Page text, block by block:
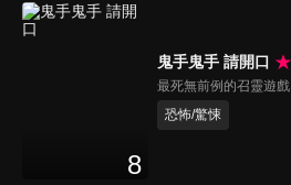
8
鬼手鬼手 請開口
最死無前例的召靈遊戲
恐怖/驚悚